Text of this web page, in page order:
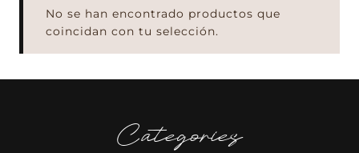
No se han encontrado productos que
coincidan con tu selección.
Categories